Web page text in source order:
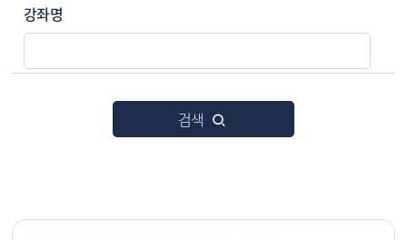
강좌명
검색